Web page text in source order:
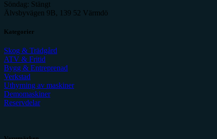
Söndag: Stängt
Älvsbyvägen 9B, 139 52 Värmdö
Kategorier
Skog & Trädgård
ATV & Fritid
Bygg & Entreprenad
Verkstad
Uthyrning av maskiner
Demomaskiner
Reservdelar